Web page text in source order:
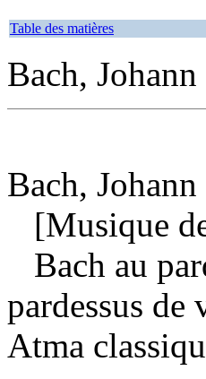
Table des matières
Bach,
Bach,
[Musique
Bach au
pardessus
Atma